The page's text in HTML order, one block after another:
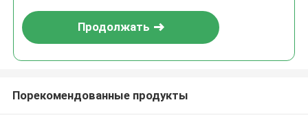
Продолжать
Порекомендованные продукты